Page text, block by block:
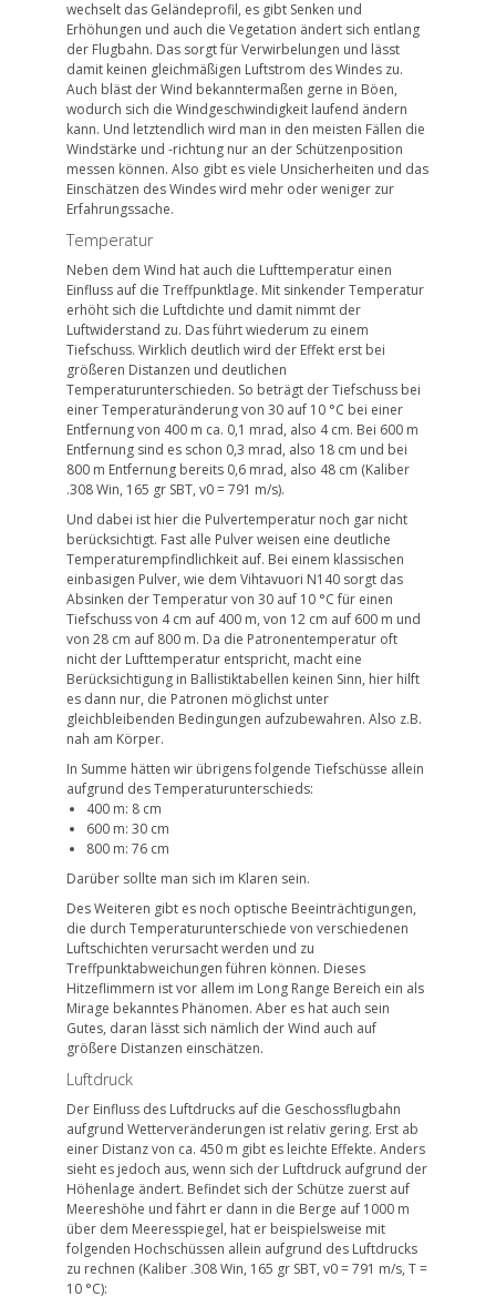
wechselt das Geländeprofil, es gibt Senken und
Erhöhungen und auch die Vegetation ändert sich entlang
der Flugbahn. Das sorgt für Verwirbelungen und lässt
damit keinen gleichmäßigen Luftstrom des Windes zu.
Auch bläst der Wind bekanntermaßen gerne in Böen,
wodurch sich die Windgeschwindigkeit laufend ändern
kann. Und letztendlich wird man in den meisten Fällen die
Windstärke und -richtung nur an der Schützenposition
messen können. Also gibt es viele Unsicherheiten und das
Einschätzen des Windes wird mehr oder weniger zur
Erfahrungssache.
Temperatur
Neben dem Wind hat auch die Lufttemperatur einen
Einfluss auf die Treffpunktlage. Mit sinkender Temperatur
erhöht sich die Luftdichte und damit nimmt der
Luftwiderstand zu. Das führt wiederum zu einem
Tiefschuss. Wirklich deutlich wird der Effekt erst bei
größeren Distanzen und deutlichen
Temperaturunterschieden. So beträgt der Tiefschuss bei
einer Temperaturänderung von 30 auf 10 °C bei einer
Entfernung von 400 m ca. 0,1 mrad, also 4 cm. Bei 600 m
Entfernung sind es schon 0,3 mrad, also 18 cm und bei
800 m Entfernung bereits 0,6 mrad, also 48 cm (Kaliber
.308 Win, 165 gr SBT, v0 = 791 m/s).
Und dabei ist hier die Pulvertemperatur noch gar nicht
berücksichtigt. Fast alle Pulver weisen eine deutliche
Temperaturempfindlichkeit auf. Bei einem klassischen
einbasigen Pulver, wie dem Vihtavuori N140 sorgt das
Absinken der Temperatur von 30 auf 10 °C für einen
Tiefschuss von 4 cm auf 400 m, von 12 cm auf 600 m und
von 28 cm auf 800 m. Da die Patronentemperatur oft
nicht der Lufttemperatur entspricht, macht eine
Berücksichtigung in Ballistiktabellen keinen Sinn, hier hilft
es dann nur, die Patronen möglichst unter
gleichbleibenden Bedingungen aufzubewahren. Also z.B.
nah am Körper.
In Summe hätten wir übrigens folgende Tiefschüsse allein
aufgrund des Temperaturunterschieds:
400 m: 8 cm
600 m: 30 cm
800 m: 76 cm
Darüber sollte man sich im Klaren sein.
Des Weiteren gibt es noch optische Beeinträchtigungen,
die durch Temperaturunterschiede von verschiedenen
Luftschichten verursacht werden und zu
Treffpunktabweichungen führen können. Dieses
Hitzeflimmern ist vor allem im Long Range Bereich ein als
Mirage bekanntes Phänomen. Aber es hat auch sein
Gutes, daran lässt sich nämlich der Wind auch auf
größere Distanzen einschätzen.
Luftdruck
Der Einfluss des Luftdrucks auf die Geschossflugbahn
aufgrund Wetterveränderungen ist relativ gering. Erst ab
einer Distanz von ca. 450 m gibt es leichte Effekte. Anders
sieht es jedoch aus, wenn sich der Luftdruck aufgrund der
Höhenlage ändert. Befindet sich der Schütze zuerst auf
Meereshöhe und fährt er dann in die Berge auf 1000 m
über dem Meeresspiegel, hat er beispielsweise mit
folgenden Hochschüssen allein aufgrund des Luftdrucks
zu rechnen (Kaliber .308 Win, 165 gr SBT, v0 = 791 m/s, T =
10 °C):